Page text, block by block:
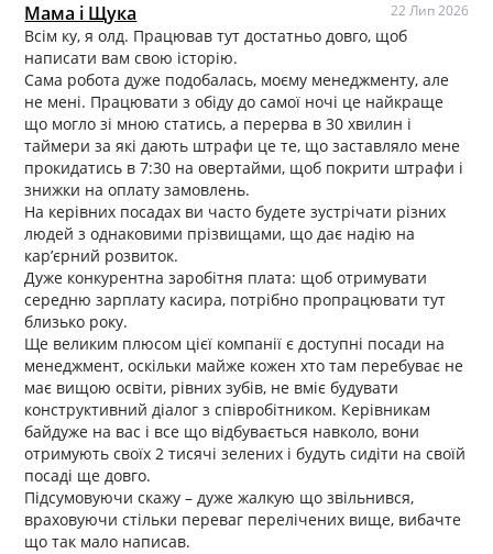
Мама і Щука 22 Лип 2026
Всім ку, я олд. Працював тут достатньо довго, щоб
написати вам свою історію.
Сама робота дуже подобалась, моєму менеджменту, але
не мені. Працювати з обіду до самої ночі це найкраще
що могло зі мною статись, а перерва в 30 хвилин і
таймери за які дають штрафи це те, що заставляло мене
прокидатись в 7:30 на овертайми, щоб покрити штрафи і
знижки на оплату замовлень.
На керівних посадах ви часто будете зустрічати різних
людей з однаковими прізвищами, що дає надію на
карʼєрний розвиток.
Дуже конкурентна заробітня плата: щоб отримувати
середню зарплату касира, потрібно пропрацювати тут
близько року.
Ще великим плюсом цієї компанії є доступні посади на
менеджмент, оскільки майже кожен хто там перебуває не
має вищою освіти, рівних зубів, не вміє будувати
конструктивний діалог з співробітником. Керівникам
байдуже на вас і все що відбувається навколо, вони
отримують своїх 2 тисячі зелених і будуть сидіти на своїй
посаді ще довго.
Підсумовуючи скажу – дуже жалкую що звільнився,
враховуючи стільки переваг перелічених вище, вибачте
що так мало написав.